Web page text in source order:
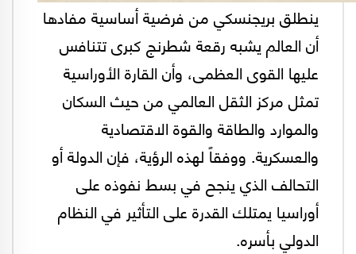
ينطلق بريجنسكي من فرضية أساسية مفادها
أن العالم يشبه رقعة شطرنج كبرى تتنافس
عليها القوى العظمى، وأن القارة الأوراسية
تمثل مركز الثقل العالمي من حيث السكان
والموارد والطاقة والقوة الاقتصادية
والعسكرية. ووفقاً لهذه الرؤية، فإن الدولة أو
التحالف الذي ينجح في بسط نفوذه على
أوراسيا يمتلك القدرة على التأثير في النظام
الدولي بأسره.